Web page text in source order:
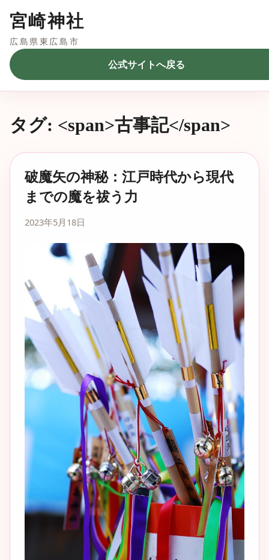
宮崎神社
広島県東広島市
公式サイトへ戻る
タグ: <span>古事記</span>
破魔矢の神秘：江戸時代から現代
までの魔を祓う力
2023年5月18日